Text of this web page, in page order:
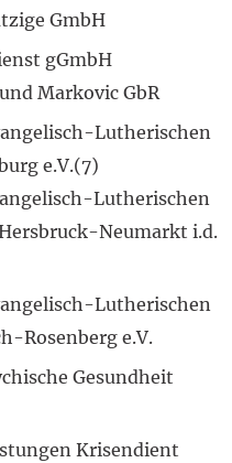
GmbH
gGmbH
Markovic GbR
Lutherischen
e.V.(7)
Lutherischen
Neumarkt i.d.
Lutherischen
Rosenberg e.V.
Gesundheit
Krisendient